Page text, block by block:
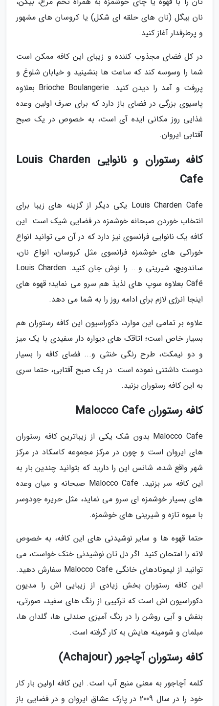
نان بیگل (نان های حلقه ای شکل) یا کروسان های مشهور
و پرطرفدار آغاز کنید.
در کل فضای مجذوب کننده و زیبای این کافه ممکن است
شما را وسوسه کند که ساعت ها بنشینید و خیابان شلوغ و
پررفت و آمد را دیدن کنید. Brioche Boulangerie بعلاوه
پاسیوی بزرگی در فضای باز دارد که برای صرف اولین وعده
غذایی روز مکانی ایده آی است، به خصوص در یک صبح
آفتابی ایروان.
کافه رستوران و نانوایی Louis Charden
Cafe
Louis Charden Cafe یکی دیگر از گزینه های زیبا برای
انتخاب خوردن صبحانه خوشمزه در فضایی شیک است. این
کافه یک نانوایی فرانسوی نیز دارد که در آن می توانید انواع
خوراکی های خوشمزه فرانسوی مثل کروسان، انواع نان،
ساندویچ، شیرینی و... را نوش جان کنید. Louis Charden
Café بعلاوه سوپ های لذیذ هم سرو می نماید؛ قهوه های
اینجا انرژی لازم برای ادامه روز را به شما می دهد.
علاوه بر تمامی این موارد، دکوراسیون این کافه رستوران هم
بسیار خاص است؛ اتاقک های دیواره دار سفیدی با یک میز
و دو نیمکت، طرح رنگی خنثی و... فضای کافه را بسیار
دوست داشتنی نموده است. در یک صبح آفتابی، حتما سری
به این کافه رستوران بزنید.
کافه رستوران Malocco Cafe
Malocco Cafe بدون شک یکی از زیباترین کافه رستوران
های ایروان است و چون در مرکز مجموعه کاسکاد در مرکز
شهر واقع شده، شانس این را دارید که بتوانید چندین بار به
این کافه سر بزنید. Malocco Cafe صبحانه و میان وعده
های بسیار خوشمزه ای سرو می نماید، مثل حریره جودوسر
با میوه تازه و شیرینی های خوشمزه.
حتما قهوه ها و سایر نوشیدنی های این کافه، به خصوص
لاته را امتحان کنید. اگر دل تان نوشیدنی خنک خواست، می
توانید از لیمونادهای خانگی Malocco Cafe سفارش دهید.
این کافه رستوران بخش زیادی از زیبایی اش را مدیون
دکوراسیون اش است که ترکیبی از رنگ های سفید، صورتی،
بنفش و آبی روشن را در رنگ آمیزی صندلی ها، گلدان ها،
مبلمان و شومینه هایش به کار گرفته است.
کافه رستوران آچاجور (Achajour)
کلمه آچاجور به معنی منبع آب است. این کافه اولین بار کار
خود را در سال 2009 در پارک عشاق ایروان و در فضایی باز